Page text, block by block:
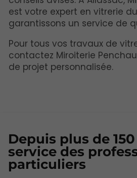
est votre expert en vitrerie
garantissons un service de
Pour tous vos travaux de
contactez Miroiterie
de projet personnalisée.
Depuis plus de
service des
particuliers